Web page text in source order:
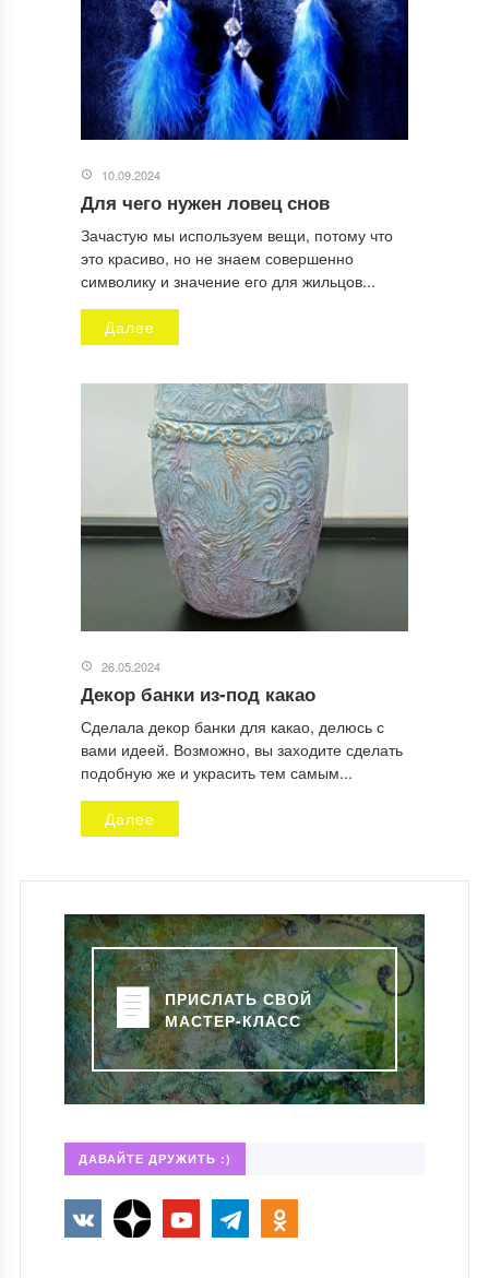
10.09.2024
Для чего нужен ловец снов
Зачастую мы используем вещи, потому что
это красиво, но не знаем совершенно
символику и значение его для жильцов...
Далее
26.05.2024
Декор банки из-под какао
Сделала декор банки для какао, делюсь с
вами идеей. Возможно, вы заходите сделать
подобную же и украсить тем самым...
Далее
ПРИСЛАТЬ СВОЙ
МАСТЕР-КЛАСС
ДАВАЙТЕ ДРУЖИТЬ :)